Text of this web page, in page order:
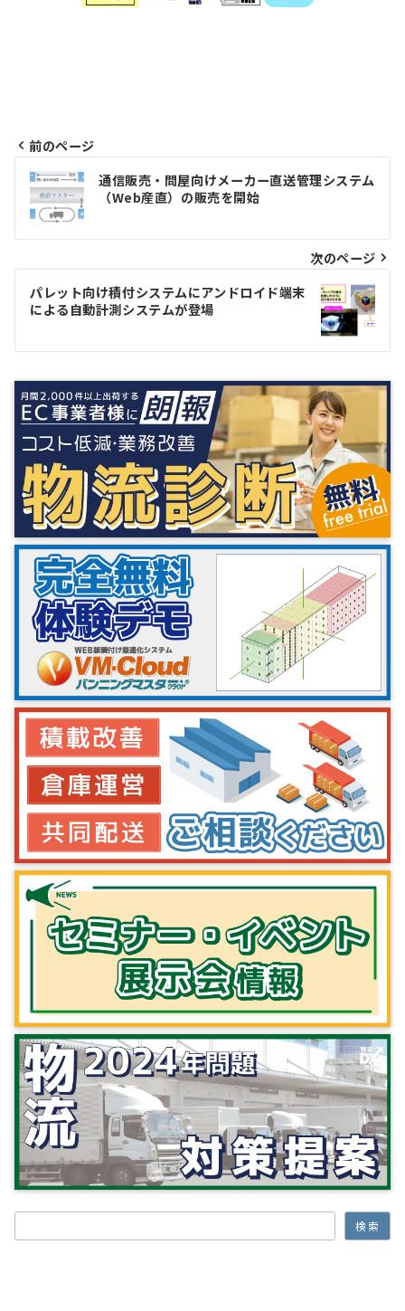
投
稿
ナ
ビ
ゲ
シ
ョ
ン
前のページ
通信販売・問屋向けメーカー直送管理システム
（Web産直）の販売を開始
次のページ
パレット向け積付システムにアンドロイド端末
による自動計測システムが登場
検索